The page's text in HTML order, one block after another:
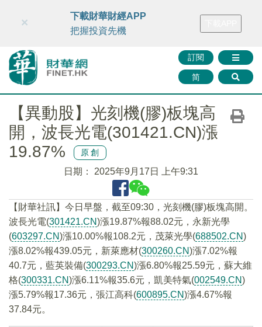
財華智庫網 FINTV FINMETA 財華證券 媒體矩陣
訂閱
简
×
下載財華財經APP
把握投資先機
【異動股】光刻機(膠)板塊高
開，波長光電(301421.CN)漲
19.87%
原創
日期： 2025年9月17日 上午9:31
【財華社訊】今日早盤，截至09:30，光刻機(膠)板塊高開。
波長光電(301421.CN)漲19.87%報88.02元，永新光學
(603297.CN)漲10.00%報108.2元，茂萊光學(688502.CN)
漲8.02%報439.05元，新萊應材(300260.CN)漲7.02%報
40.7元，藍英裝備(300293.CN)漲6.80%報25.59元，蘇大維
格(300331.CN)漲6.11%報35.6元，凱美特氣(002549.CN)
漲5.79%報17.36元，張江高科(600895.CN)漲4.67%報
37.84元。